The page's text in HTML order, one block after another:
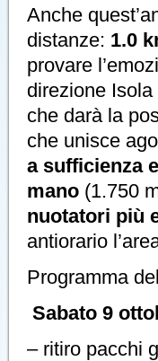
Anche
distanze: 1.0
provare
direzione
che darà la
che unisce
a sufficienza
mano (1.750
nuotatori più
antiorario
Programma
Sabato 9
– ritiro pacchi